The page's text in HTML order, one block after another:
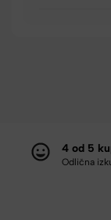
4 od 5
Odlična